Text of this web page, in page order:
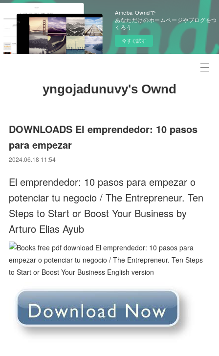
Ameba Owndで
あなただけのホームページやブログをつ
くろう
今すぐ試す
yngojadunuvy's Ownd
DOWNLOADS El emprendedor: 10 pasos
para empezar
2024.06.18 11:54
El emprendedor: 10 pasos para empezar o
potenciar tu negocio / The Entrepreneur. Ten
Steps to Start or Boost Your Business by
Arturo Elias Ayub